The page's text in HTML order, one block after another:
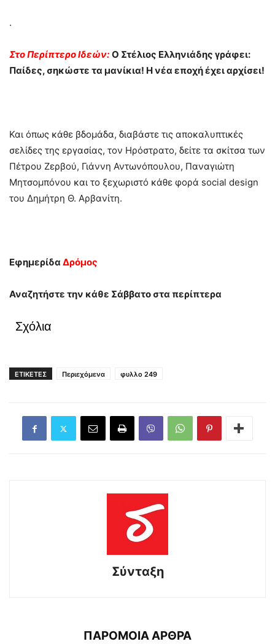
.
Στο Περίπτερο Ιδεών: Ο Στέλιος Ελληνιάδης γράφει:
Παίδες, σηκώστε τα μανίκια! Η νέα εποχή έχει αρχίσει!
Και όπως κάθε βδομάδα, διαβάστε τις αποκαλυπτικές
σελίδες της εργασίας, τον Ηρόστρατο, δείτε τα σκίτσα των
Πέτρου Ζερβού, Γιάννη Αντωνόπουλου, Παναγιώτη
Μητσομπόνου και το ξεχωριστό κάθε φορά social design
του Δημήτρη Θ. Αρβανίτη.
Εφημερίδα Δρόμος
Αναζητήστε την κάθε Σάββατο στα περίπτερα
Σχόλια
ΕΤΙΚΕΤΕΣ Περιεχόμενα φυλλο 249
Σύνταξη
ΠΑΡΟΜΟΙΑ ΑΡΘΡΑ